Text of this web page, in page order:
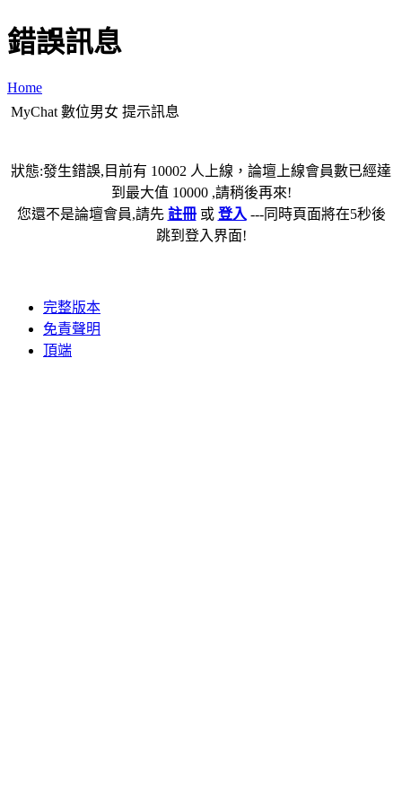
錯誤訊息
Home
MyChat 數位男女 提示訊息
狀態:發生錯誤,目前有 10002 人上線，論壇上線會員數已經達
到最大值 10000 ,請稍後再來!
您還不是論壇會員,請先 註冊或 登入 ---同時頁面將在5秒後
跳到登入界面!
完整版本
免責聲明
頂端